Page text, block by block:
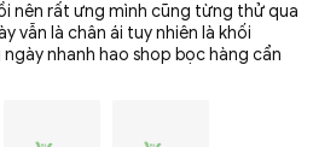
nên rất ưng mình cũng từng thử qua
vẫn là chân ái tuy nhiên là khối
nhanh hao shop bọc hàng cẩn